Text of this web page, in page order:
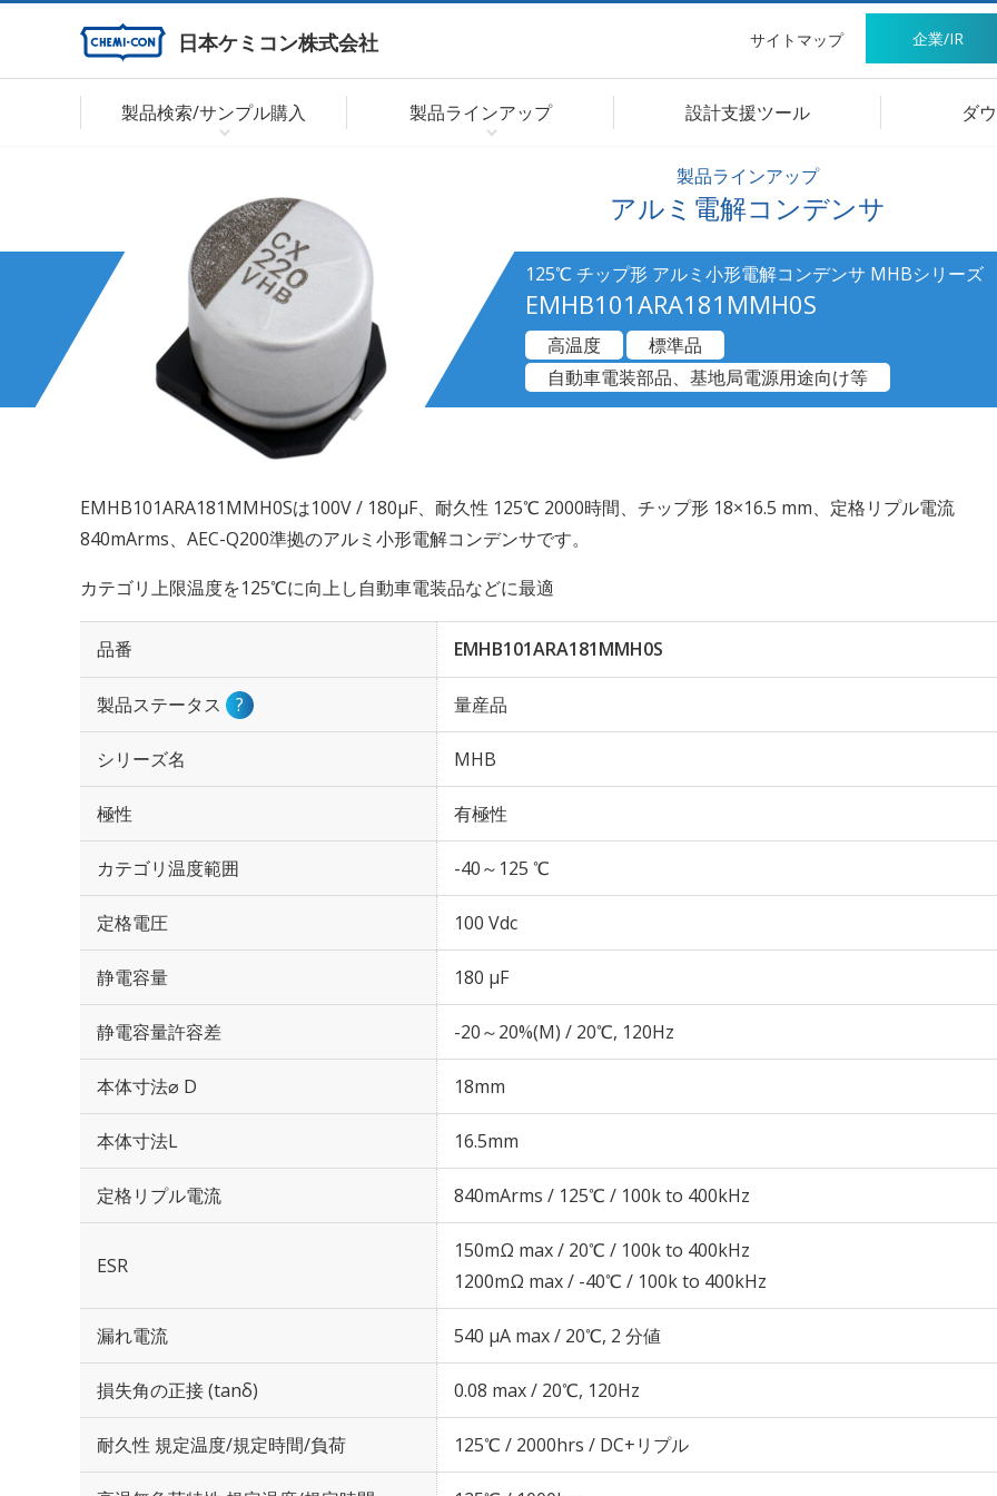
日本ケミコン株式会社 サイトマップ 企業/IR
製品検索/サンプル購入 製品ラインアップ 設計支援ツール ダ
製品ラインアップ
アルミ電解コンデンサ
125℃ チップ形 アルミ小形電解コンデンサ MHBシリーズ
EMHB101ARA181MMH0S
高温度
標準品
自動車電装部品、基地局電源用途向け等
EMHB101ARA181MMH0Sは100V / 180µF、耐久性 125℃ 2000時間、チップ形 18×16.5 mm、定格リプル電流
840mArms、AEC-Q200準拠のアルミ小形電解コンデンサです。
カテゴリ上限温度を125℃に向上し自動車電装品などに最適
品番 EMHB101ARA181MMH0S
製品ステータス ? 量産品
シリーズ名 MHB
極性 有極性
カテゴリ温度範囲 -40～125 ℃
定格電圧 100 Vdc
静電容量 180 µF
静電容量許容差 -20～20%(M) / 20℃, 120Hz
本体寸法⌀ D 18mm
本体寸法L 16.5mm
定格リプル電流 840mArms / 125℃ / 100k to 400kHz
ESR
150mΩ max / 20℃ / 100k to 400kHz
1200mΩ max / -40℃ / 100k to 400kHz
漏れ電流 540 μA max / 20℃, 2 分値
損失角の正接 (tanδ) 0.08 max / 20℃, 120Hz
耐久性 規定温度/規定時間/負荷 125℃ / 2000hrs / DC+リプル